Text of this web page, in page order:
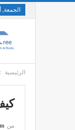
الجمعة,
الرئيسية
من